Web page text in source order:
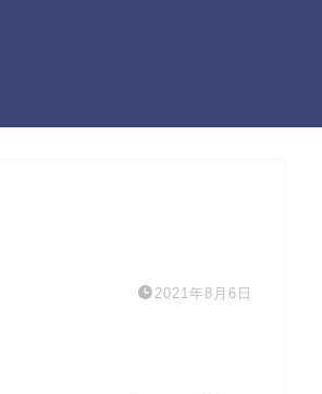
2021年8月6日